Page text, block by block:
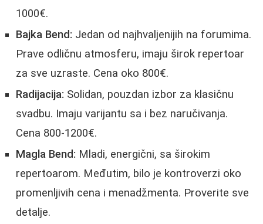
1000€.
Bajka Bend: Jedan od najhvaljenijih na forumima.
Prave odličnu atmosferu, imaju širok repertoar
za sve uzraste. Cena oko 800€.
Radijacija: Solidan, pouzdan izbor za klasičnu
svadbu. Imaju varijantu sa i bez naručivanja.
Cena 800-1200€.
Magla Bend: Mladi, energični, sa širokim
repertoarom. Međutim, bilo je kontroverzi oko
promenljivih cena i menadžmenta. Proverite sve
detalje.